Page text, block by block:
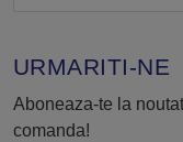
URMARITI-NE
Aboneaza-te la
comanda!